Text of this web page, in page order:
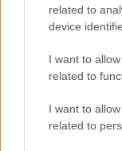
related to
device
I want to
related to
I want to
related to
Mestere
- Ez a díj olyan
el. A díj
munkával kell